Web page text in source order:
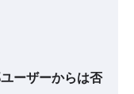
ーザーからは否